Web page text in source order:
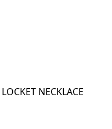
NECKLACE